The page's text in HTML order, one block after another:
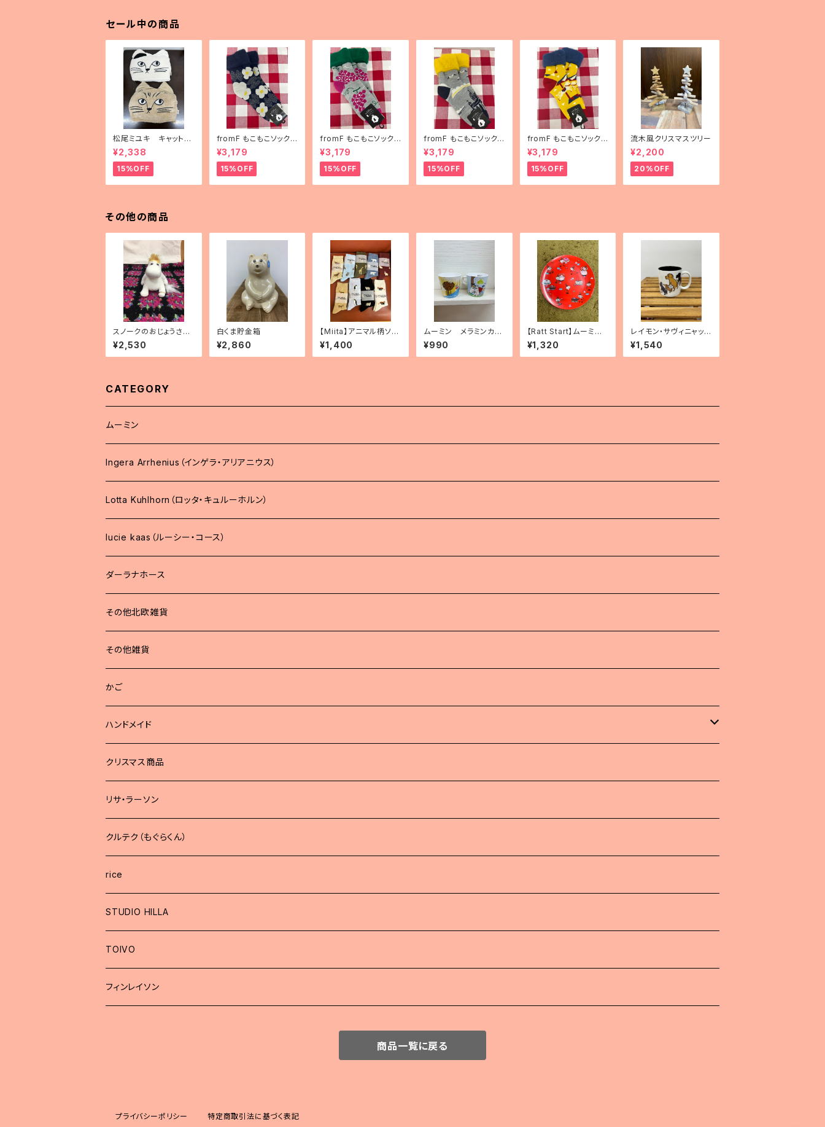
セール中の商品
松尾ミユキ キャットフ
ェイスブランケット
¥2,338
15%OFF
fromF もこもこソックス
「kukkapuutarha（花
畑）」
¥3,179
15%OFF
fromF もこもこソックス
「hedelmä（果物）」
¥3,179
15%OFF
fromF もこもこソックス
「Helsinki（ヘルシン
キ）」
¥3,179
15%OFF
fromF もこもこソックス
「karuselli（メリーゴー
ランド）」
¥3,179
15%OFF
流木風クリスマスツリー
¥2,200
20%OFF
その他の商品
スノークのおじょうさん
手のひらサイズぬいぐる
み
¥2,530
白くま貯金箱
¥2,860
【Miita】アニマル柄ソッ
クス 10種（2025.3.7
追加）
¥1,400
ムーミン メラミンカッ
プ（2種）
¥990
【Ratt Start】ムーミン
プレート「リトルミィ」
¥1,320
レイモン・サヴィニャッ
ク マグカップ「清潔な
街キャンペーン」
¥1,540
CATEGORY
ムーミン
Ingera Arrhenius（インゲラ・アリアニウス）
Lotta Kuhlhorn（ロッタ・キュルーホルン）
lucie kaas（ルーシー・コース）
ダーラナホース
その他北欧雑貨
その他雑貨
かご
ハンドメイド
どうぶつブローチ
クリスマス商品
リサ・ラーソン
クルテク（もぐらくん）
rice
STUDIO HILLA
TOIVO
フィンレイソン
商品一覧に戻る
プライバシーポリシー 特定商取引法に基づく表記